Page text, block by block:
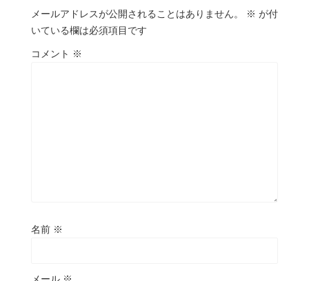
メールアドレスが公開されることはありません。 ※ が付
いている欄は必須項目です
コメント ※
名前 ※
メール ※